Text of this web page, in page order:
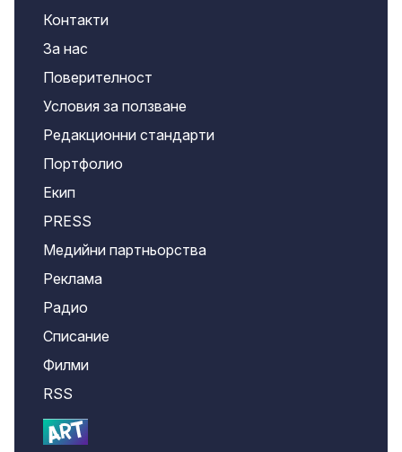
Контакти
За нас
Поверителност
Условия за ползване
Редакционни стандарти
Портфолио
Екип
PRESS
Медийни партньорства
Реклама
Радио
Списание
Филми
RSS